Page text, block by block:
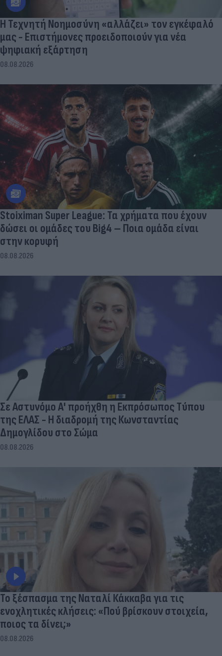
Η Τεχνητή Νοημοσύνη «αλλάζει» τον εγκέφαλό
μας - Eπιστήμονες προειδοποιούν για νέα
ψηφιακή εξάρτηση
08.08.2026
Stoiximan Super League: Τα χρήματα που έχουν
δώσει οι ομάδες του Big4 – Ποια ομάδα είναι
στην κορυφή
08.08.2026
Σε Αστυνόμο Α' προήχθη η Εκπρόσωπος Τύπου
της ΕΛΑΣ - Η διαδρομή της Κωνσταντίας
Δημογλίδου στο Σώμα
08.08.2026
Το ξέσπασμα της Ναταλί Κάκκαβα για τις
ενοχλητικές κλήσεις: «Πού βρίσκουν στοιχεία,
ποιος τα δίνει;»
08.08.2026